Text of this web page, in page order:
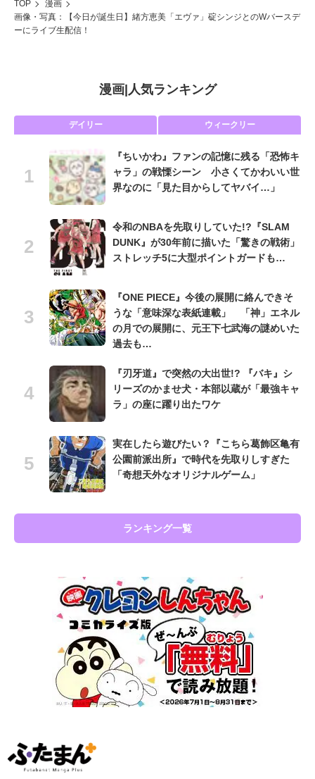
TOP
漫画
画像・写真：【今日が誕生日】緒方恵美「エヴァ」碇シンジとのWバースデ
ーにライブ生配信！
漫画| 人気ランキング
デイリー ウィークリー
『ちいかわ』ファンの記憶に残る「恐怖キ
ャラ」の戦慄シーン 小さくてかわいい世
界なのに「見た目からしてヤバイ…」
令和のNBAを先取りしていた!?『SLAM
DUNK』が30年前に描いた「驚きの戦術」
ストレッチ5に大型ポイントガードも…
『ONE PIECE』今後の展開に絡んできそ
うな「意味深な表紙連載」 「神」エネル
の月での展開に、元王下七武海の謎めいた
過去も…
『刃牙道』で突然の大出世!? 『バキ』シ
リーズのかませ犬・本部以蔵が「最強キャ
ラ」の座に躍り出たワケ
実在したら遊びたい？『こちら葛飾区亀有
公園前派出所』で時代を先取りしすぎた
「奇想天外なオリジナルゲーム」
ランキング一覧